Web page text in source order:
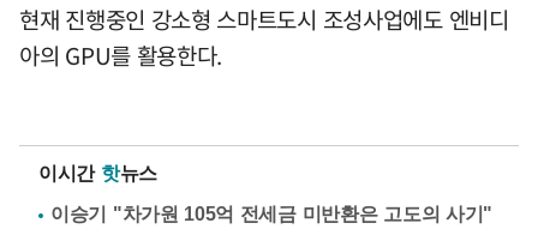
현재 진행중인 강소형 스마트도시 조성사업에도 엔비디
아의 GPU를 활용한다.
이시간 핫뉴스
이승기 "차가원 105억 전세금 미반환은 고도의 사기"